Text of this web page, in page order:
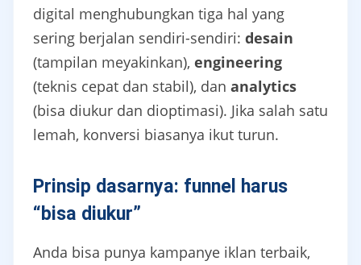
digital menghubungkan tiga hal yang
sering berjalan sendiri-sendiri: desain
(tampilan meyakinkan), engineering
(teknis cepat dan stabil), dan analytics
(bisa diukur dan dioptimasi). Jika salah satu
lemah, konversi biasanya ikut turun.
Prinsip dasarnya: funnel harus
“bisa diukur”
Anda bisa punya kampanye iklan terbaik,